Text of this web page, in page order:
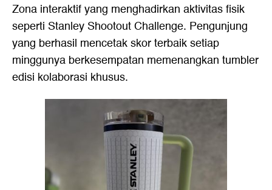
Zona interaktif yang menghadirkan aktivitas fisik
seperti Stanley Shootout Challenge. Pengunjung
yang berhasil mencetak skor terbaik setiap
minggunya berkesempatan memenangkan tumbler
edisi kolaborasi khusus.